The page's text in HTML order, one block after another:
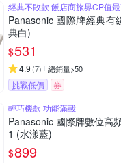
經典不敗款 飯店商旅界CP值
Panasonic 國際牌經典有
典白)
$531
4.9 (7) 總銷量>50
挑戰低價
券
輕巧機款 功能滿載
Panasonic 國際牌數位高
1 (水漾藍)
$899